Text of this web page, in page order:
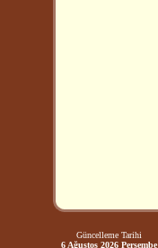
Güncelleme Tarihi
6 Ağustos 2026 Perşembe